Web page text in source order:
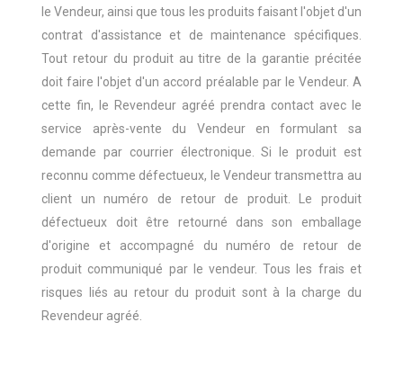
le Vendeur, ainsi que tous les produits faisant l'objet d'un
contrat d'assistance et de maintenance spécifiques.
Tout retour du produit au titre de la garantie précitée
doit faire l'objet d'un accord préalable par le Vendeur. A
cette fin, le Revendeur agréé prendra contact avec le
service après-vente du Vendeur en formulant sa
demande par courrier électronique. Si le produit est
reconnu comme défectueux, le Vendeur transmettra au
client un numéro de retour de produit. Le produit
défectueux doit être retourné dans son emballage
d'origine et accompagné du numéro de retour de
produit communiqué par le vendeur. Tous les frais et
risques liés au retour du produit sont à la charge du
Revendeur agréé.